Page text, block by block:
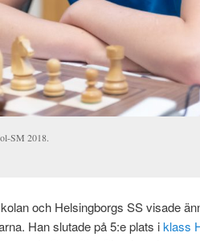
SM 2018.
och Helsingborgs SS visade
Han slutade på 5:e plats iklass